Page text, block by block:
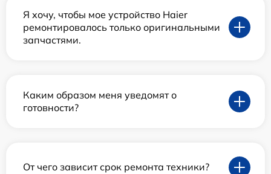
Я хочу, чтобы мое устройство Haier
ремонтировалось только оригинальными
запчастями.
Каким образом меня уведомят о
готовности?
От чего зависит срок ремонта техники?